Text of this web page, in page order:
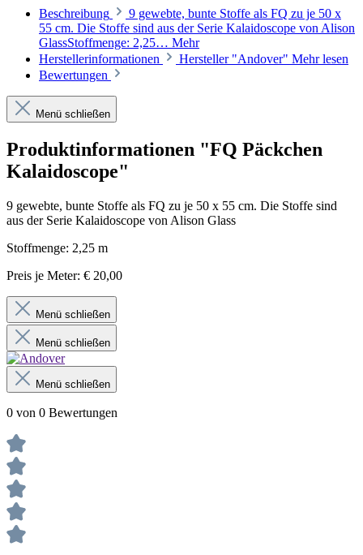
Beschreibung
9 gewebte, bunte Stoffe als FQ zu je 50 x
55 cm. Die Stoffe sind aus der Serie Kalaidoscope von Alison
GlassStoffmenge: 2,25… Mehr
Herstellerinformationen
Hersteller "Andover" Mehr lesen
Bewertungen
Menü schließen
Produktinformationen "FQ Päckchen
Kalaidoscope"
9 gewebte, bunte Stoffe als FQ zu je 50 x 55 cm. Die Stoffe sind
aus der Serie Kalaidoscope von Alison Glass
Stoffmenge: 2,25 m
Preis je Meter: € 20,00
Menü schließen
Menü schließen
Menü schließen
0 von 0 Bewertungen